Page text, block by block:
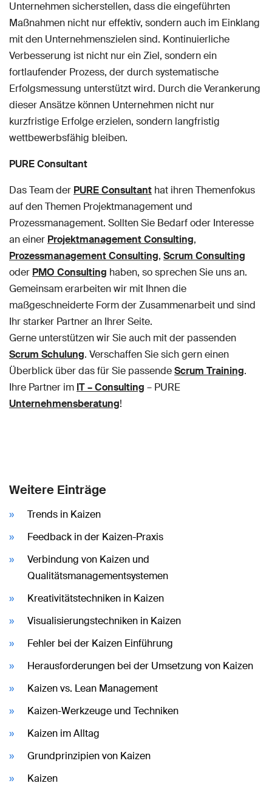
Unternehmen sicherstellen, dass die eingeführten
Maßnahmen nicht nur effektiv, sondern auch im Einklang
mit den Unternehmenszielen sind. Kontinuierliche
Verbesserung ist nicht nur ein Ziel, sondern ein
fortlaufender Prozess, der durch systematische
Erfolgsmessung unterstützt wird. Durch die Verankerung
dieser Ansätze können Unternehmen nicht nur
kurzfristige Erfolge erzielen, sondern langfristig
wettbewerbsfähig bleiben.
PURE Consultant
Das Team der PURE Consultant hat ihren Themenfokus
auf den Themen Projektmanagement und
Prozessmanagement. Sollten Sie Bedarf oder Interesse
an einer Projektmanagement Consulting,
Prozessmanagement Consulting, Scrum Consulting
oder PMO Consulting haben, so sprechen Sie uns an.
Gemeinsam erarbeiten wir mit Ihnen die
maßgeschneiderte Form der Zusammenarbeit und sind
Ihr starker Partner an Ihrer Seite.
Gerne unterstützen wir Sie auch mit der passenden
Scrum Schulung. Verschaffen Sie sich gern einen
Überblick über das für Sie passendeScrum Training.
Ihre Partner im IT – Consulting – PURE
Unternehmensberatung!
Weitere Einträge
Trends in Kaizen
Feedback in der Kaizen-Praxis
Verbindung von Kaizen und
Qualitätsmanagementsystemen
Kreativitätstechniken in Kaizen
Visualisierungstechniken in Kaizen
Fehler bei der Kaizen Einführung
Herausforderungen bei der Umsetzung von Kaizen
Kaizen vs. Lean Management
Kaizen-Werkzeuge und Techniken
Kaizen im Alltag
Grundprinzipien von Kaizen
Kaizen